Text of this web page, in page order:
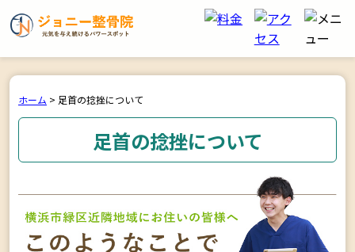
ホーム > 足首の捻挫について
足首の捻挫について